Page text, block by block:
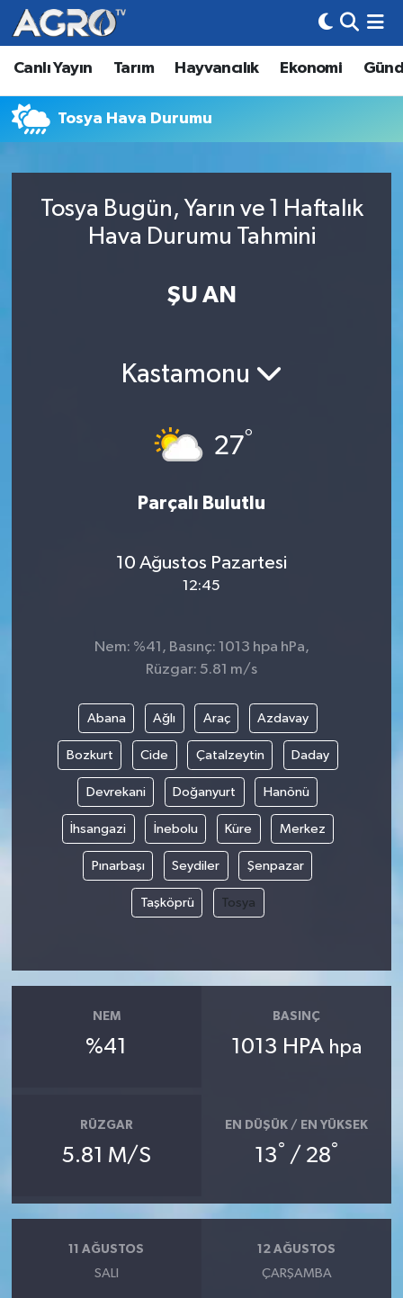
Canlı Yayın Tarım Hayvancılık Ekonomi
Tosya Hava Durumu
Tosya Bugün, Yarın ve 1 Haftalık
Hava Durumu Tahmini
ŞU AN
Kastamonu
27°
Parçalı Bulutlu
10 Ağustos Pazartesi
12:45
Nem: %41, Basınç: 1013 hpa hPa,
Rüzgar: 5.81 m/s
Abana Ağlı Araç Azdavay
Bozkurt Cide Çatalzeytin Daday
Devrekani Doğanyurt Hanönü
İhsangazi İnebolu Küre Merkez
Pınarbaşı Seydiler Şenpazar
Taşköprü Tosya
NEM
%41
BASINÇ
1013 HPA hpa
RÜZGAR
5.81 M/S
EN DÜŞÜK / EN YÜKSEK
13° / 28°
11 AĞUSTOS
SALI
12 AĞUSTOS
ÇARŞAMBA
Hava Durumu
Trafik Durumu
Tüm Manşetler